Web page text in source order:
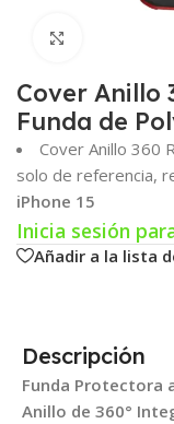
Cover Anillo
Funda de
Cover Anillo 360
solo de referencia,
iPhone 15
Inicia sesión
Añadir a la lista
Descripción
Funda Protectora
Anillo de 360°